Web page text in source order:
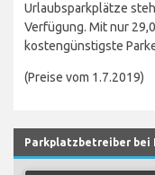
Urlaubsparkplätze
Verfügung. Mit nur
kostengünstigste
(Preise vom 1.7.2019)
Parkplatzbetreiber